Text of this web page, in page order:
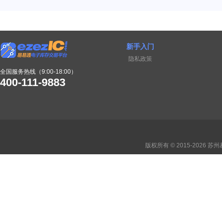
全国服务热线（9:00-18:00）
400-111-9883
新手入门
隐私政策
版权所有 © 2015-2026 苏州